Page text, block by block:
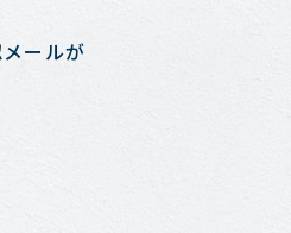
ールが